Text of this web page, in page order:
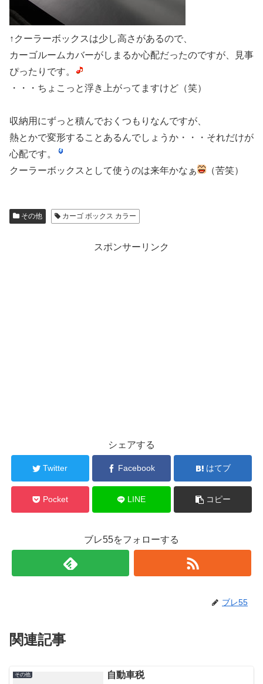
↑クーラーボックスは少し高さがあるので、
カーゴルームカバーがしまるか心配だったのですが、見事
ぴったりです。
・・・ちょこっと浮き上がってますけど（笑）
収納用にずっと積んでおくつもりなんですが、
熱とかで変形することあるんでしょうか・・・それだけが
心配です。
クーラーボックスとして使うのは来年かなぁ
（苦笑）
その他 カーゴ ボックス カラー
スポンサーリンク
シェアする
Twitter Facebook はてブ
Pocket LINE コピー
ブレ55をフォローする
ブレ55
関連記事
その他 自動車税